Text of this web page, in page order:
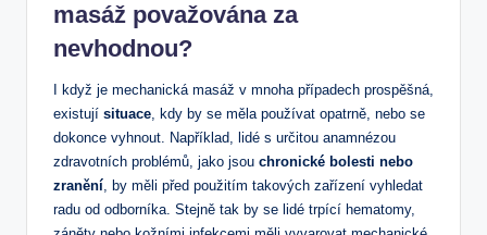
masáž ‍považována za
nevhodnou?
I​ když je ⁣mechanická masáž v ⁢mnoha případech prospěšná,
existují situace, kdy by se⁤ měla​ používat opatrně, nebo​ se
dokonce vyhnout. Například, lidé​ s ‍určitou anamnézou
zdravotních problémů, jako jsou chronické bolesti nebo
zranění, by měli⁢ před⁤ použitím takových ‌zařízení vyhledat
radu od odborníka. Stejně tak by se lidé trpící⁣ hematomy,